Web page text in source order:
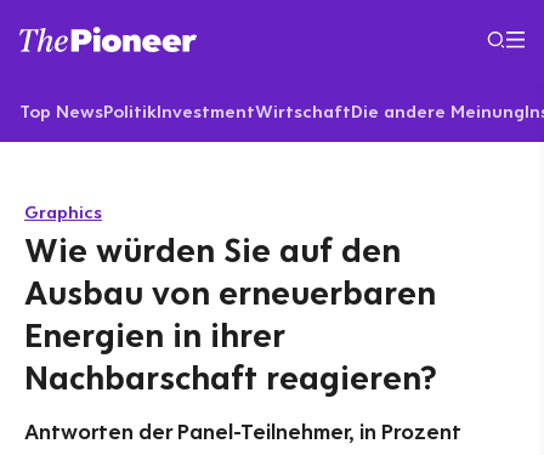
Top NewsPolitikInvestmentWirtschaftDie andere Meinung
Graphics
Wie würden Sie auf den
Ausbau von erneuerbaren
Energien in ihrer
Nachbarschaft reagieren?
Antworten der Panel-Teilnehmer, in Prozent